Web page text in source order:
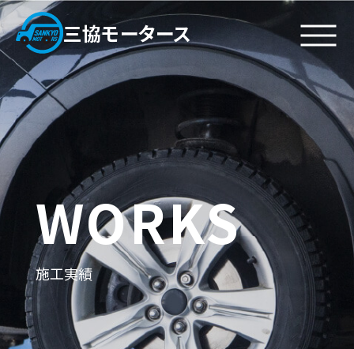
WORKS
施工実績
三協モータース
私たちについて
代表挨拶
会社概要
・ 鈑金塗装
・ カスタム塗装
一般修理
サービス
鈑金塗装
車検
一般修理
お問い合わせ
アクセス
お問い合わせフォーム
新・中古車販売 採用情報